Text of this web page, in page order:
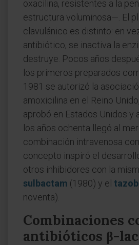
oxacilina, resistentes a la
estructura voluminosa—. El
clavulánico es distinto: en
antibiótico, se inactiva la
destruye. Pocos años
los primeros preparados
1981 se autorizó la
amoxicilina en el Reino
aprobó en Estados Unidos y
los años ochenta llegó al
combinación intravenosa
concepto inspiró el
otros inhibidores con la
sulbactam (1980) y el
noventa).
Combinaciones
antibióticos β-